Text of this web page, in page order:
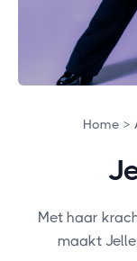
Home >
Met haar
maakt